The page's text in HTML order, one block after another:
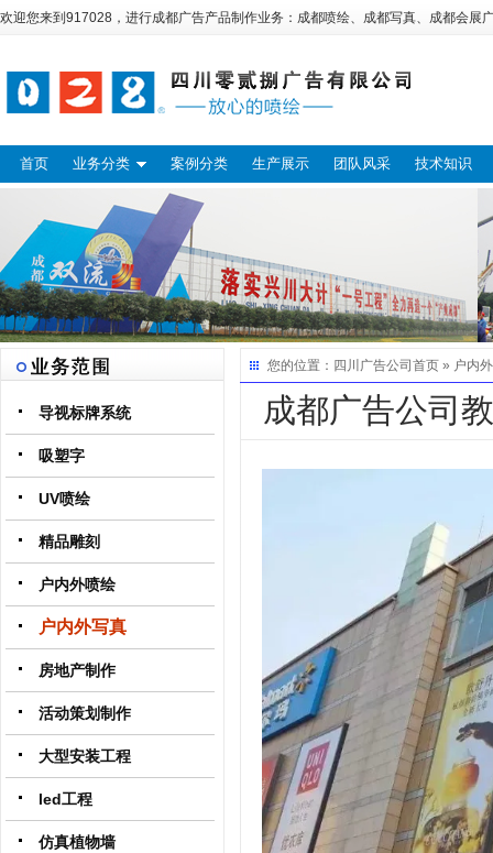
欢迎您来到917028，进行成都广告产品制作业务： 成都喷绘、 成都写真、 成都会展
首页 业务分类 案例分类 生产展示 团队风采 技术知识
导视标牌系统
吸塑字
UV喷绘
精品雕刻
户内外喷绘
户内外写真
房地产制作
活动策划制作
大型安装工程
led工程
仿真植物墙
您的位置： 四川广告公司 首页 » 户内
成都广告公司